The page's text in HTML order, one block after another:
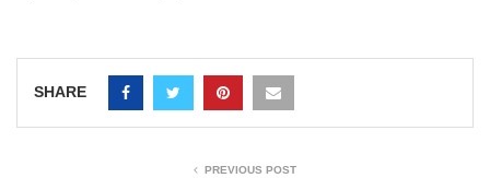
SHARE
PREVIOUS POST